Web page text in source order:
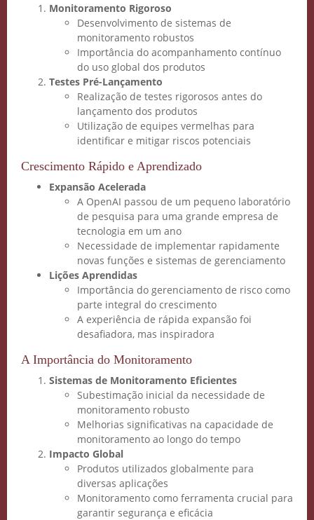
Monitoramento Rigoroso
Desenvolvimento de sistemas de
monitoramento robustos
Importância do acompanhamento contínuo
do uso global dos produtos
Testes Pré-Lançamento
Realização de testes rigorosos antes do
lançamento dos produtos
Utilização de equipes vermelhas para
identificar e mitigar riscos potenciais
Crescimento Rápido e Aprendizado
Expansão Acelerada
A OpenAI passou de um pequeno laboratório
de pesquisa para uma grande empresa de
tecnologia em um ano
Necessidade de implementar rapidamente
novas funções e sistemas de gerenciamento
Lições Aprendidas
Importância do gerenciamento de risco como
parte integral do crescimento
A experiência de rápida expansão foi
desafiadora, mas inspiradora
A Importância do Monitoramento
Sistemas de Monitoramento Eficientes
Subestimação inicial da necessidade de
monitoramento robusto
Melhorias significativas na capacidade de
monitoramento ao longo do tempo
Impacto Global
Produtos utilizados globalmente para
diversas aplicações
Monitoramento como ferramenta crucial para
garantir segurança e eficácia
Crie seu Avatar com
Inteligência Artificial
Vidgenie
COMECE GRÁTIS